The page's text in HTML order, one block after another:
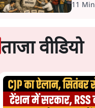
11 Min
ताजा वीडियो